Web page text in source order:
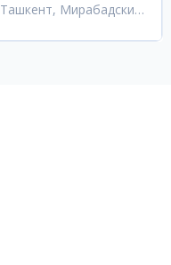
Ташкент, Мирабадский